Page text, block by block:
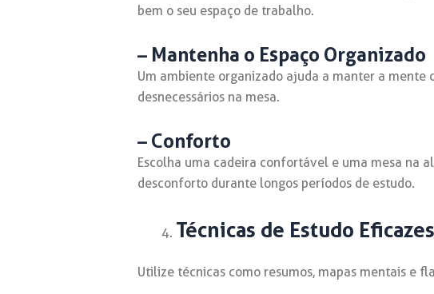
bem o seu espaço de trabalho.
– Mantenha o Espaço Organizado
Um ambiente organizado ajuda a manter a mente
desnecessários na mesa.
– Conforto
Escolha uma cadeira confortável e uma mesa na
desconforto durante longos períodos de estudo.
Técnicas de Estudo Eficazes
Utilize técnicas como resumos, mapas mentais e